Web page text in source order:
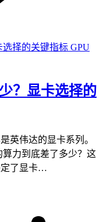
GPU
？显卡选择的
英伟达的显卡系列。
算力到底差了多少？这
定了显卡…